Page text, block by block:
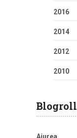
2016
2014
2012
2010
Blogroll